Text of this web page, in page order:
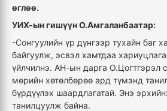
өглөө.
УИХ-ын гишүүн О.Амгаланбаатар:
-Сонгуулийн үр дүнгээр тухайн баг
байгуулж, эсвэл хамтдаа
үйлчилнэ. АН-ын дарга О.Цогтгэрэл
мөрийн хөтөлбөрөө ард түмэнд
бүрдүүлэх шаардлагатай. Энэ
танилцуулж байна.